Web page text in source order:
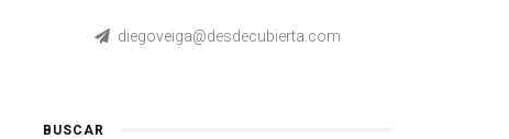
diegoveiga@desdecubierta.com
BUSCAR